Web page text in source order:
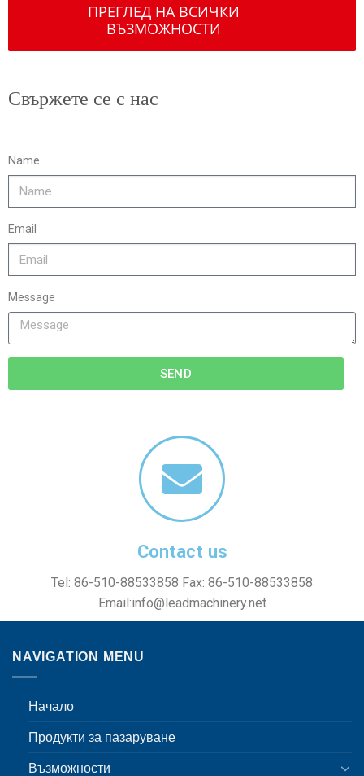
ПРЕГЛЕД НА ВСИЧКИ
ВЪЗМОЖНОСТИ
Свържете се с нас
Name
Email
Message
SEND
Contact us
Tel: 86-510-88533858 Fax: 86-510-88533858
Email:info@leadmachinery.net
NAVIGATION MENU
Начало
Продукти за пазаруване
Възможности